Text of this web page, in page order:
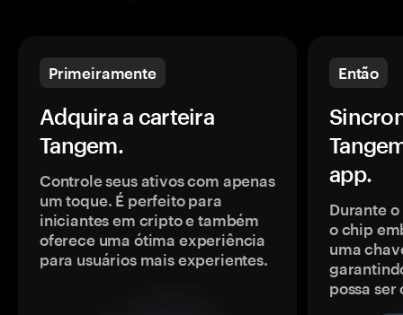
Primeiramente
Adquira a carteira
Tangem.
Controle seus ativos com apenas
um toque. É perfeito para
iniciantes em cripto e também
oferece uma ótima experiência
para usuários mais experientes.
Então
app.
Durante
o chip
uma
possa